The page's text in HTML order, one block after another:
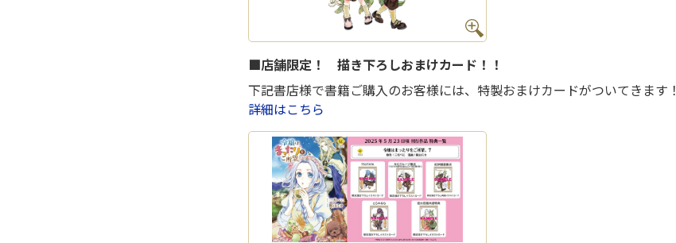
■店舗限定！ 描き下ろしおまけカード！！
下記書店様で書籍ご購入のお客様には、特製おまけカードがついてきます！
詳細はこちら